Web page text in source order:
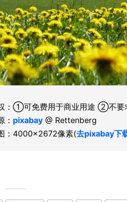
：①可免费用于商业用途 ②不要
： pixabay@ Rettenberg
：4000×2672像素(去pixabay下